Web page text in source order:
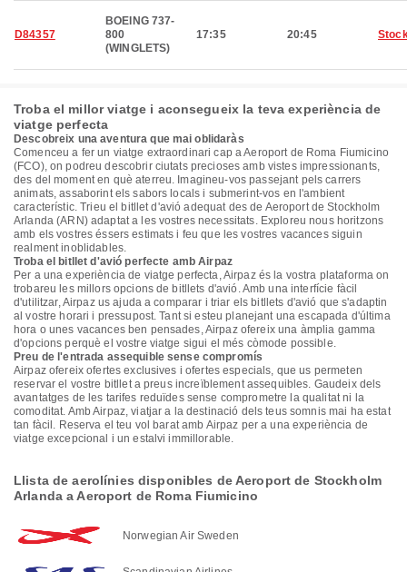
D84357
BOEING 737-
800
(WINGLETS)
17:35 20:45
Troba el millor viatge i aconsegueix la teva experiència de
viatge perfecta
Descobreix una aventura que mai oblidaràs
Comenceu a fer un viatge extraordinari cap a Aeroport de Roma Fiumicino
(FCO), on podreu descobrir ciutats precioses amb vistes impressionants,
des del moment en què aterreu. Imagineu-vos passejant pels carrers
animats, assaborint els sabors locals i submerint-vos en l'ambient
característic. Trieu el bitllet d'avió adequat des de Aeroport de Stockholm
Arlanda (ARN) adaptat a les vostres necessitats. Exploreu nous horitzons
amb els vostres éssers estimats i feu que les vostres vacances siguin
realment inoblidables.
Troba el bitllet d'avió perfecte amb Airpaz
Per a una experiència de viatge perfecta, Airpaz és la vostra plataforma on
trobareu les millors opcions de bitllets d'avió. Amb una interfície fàcil
d'utilitzar, Airpaz us ajuda a comparar i triar els bitllets d'avió que s'adaptin
al vostre horari i pressupost. Tant si esteu planejant una escapada d'última
hora o unes vacances ben pensades, Airpaz ofereix una àmplia gamma
d'opcions perquè el vostre viatge sigui el més còmode possible.
Preu de l'entrada assequible sense compromís
Airpaz ofereix ofertes exclusives i ofertes especials, que us permeten
reservar el vostre bitllet a preus increïblement assequibles. Gaudeix dels
avantatges de les tarifes reduïdes sense comprometre la qualitat ni la
comoditat. Amb Airpaz, viatjar a la destinació dels teus somnis mai ha estat
tan fàcil. Reserva el teu vol barat amb Airpaz per a una experiència de
viatge excepcional i un estalvi immillorable.
Llista de aerolínies disponibles de Aeroport de Stockholm
Arlanda a Aeroport de Roma Fiumicino
Norwegian Air Sweden